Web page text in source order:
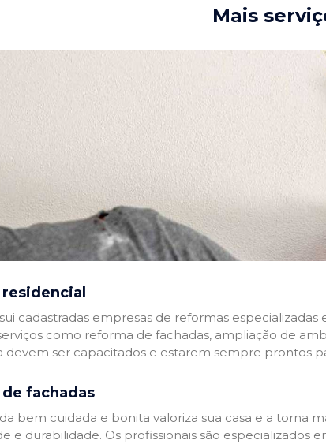
Mais
cadastradas empresas de reformas
como reforma de fachadas, ampliação de
devem ser capacitados e estarem sempre prontos
fachadas
bem cuidada e bonita valoriza sua casa e a torna
e durabilidade. Os profissionais são